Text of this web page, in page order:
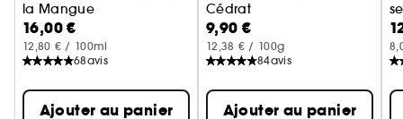
la Mangue
Crème pour cheveux secs
16,00 €
12,80 € / 100ml
68avis
Ajouter au panier
Cédrat
Shampoing pour cheveux
9,90 €
12,38 € / 100g
84avis
Ajouter au panier